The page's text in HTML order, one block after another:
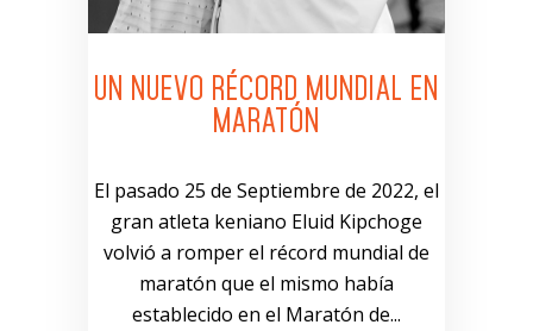
UN NUEVO RÉCORD MUNDIAL EN
MARATÓN
El pasado 25 de Septiembre de 2022, el
gran atleta keniano Eluid Kipchoge
volvió a romper el récord mundial de
maratón que el mismo había
establecido en el Maratón de...